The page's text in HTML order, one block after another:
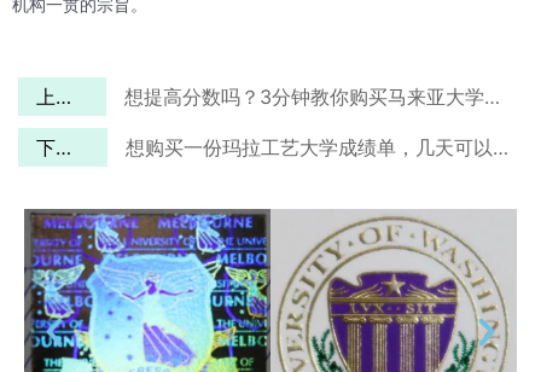
机构一贯的宗旨。
上一篇 想提高分数吗？3分钟教你购买马来亚大学成绩单！
下一篇 想购买一份玛拉工艺大学成绩单，几天可以完成？